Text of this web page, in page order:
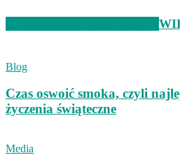
Blog
Czas oswoić smoka, czyli
życzenia świąteczne
Media